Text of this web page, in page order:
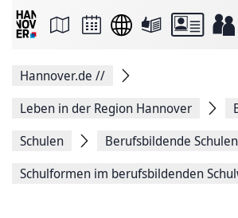
Seite
Facebook
teilen
Seitenlink
Seite
Hannover.de //
Leben in der Region Hannover
Schulen
Berufsbildende Schulen
Schulformen im berufsbildenden